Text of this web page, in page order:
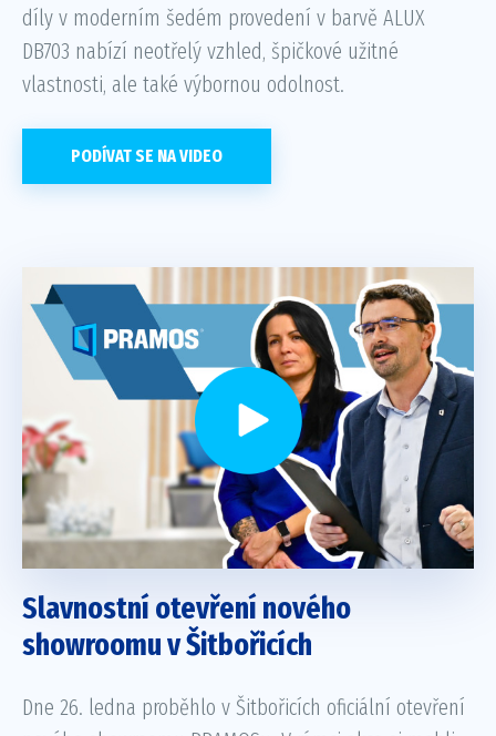
díly v moderním šedém provedení v barvě ALUX
DB703 nabízí neotřelý vzhled, špičkové užitné
vlastnosti, ale také výbornou odolnost.
PODÍVAT SE NA VIDEO
Slavnostní otevření nového
showroomu v Šitbořicích
Dne 26. ledna proběhlo v Šitbořicích oficiální otevření